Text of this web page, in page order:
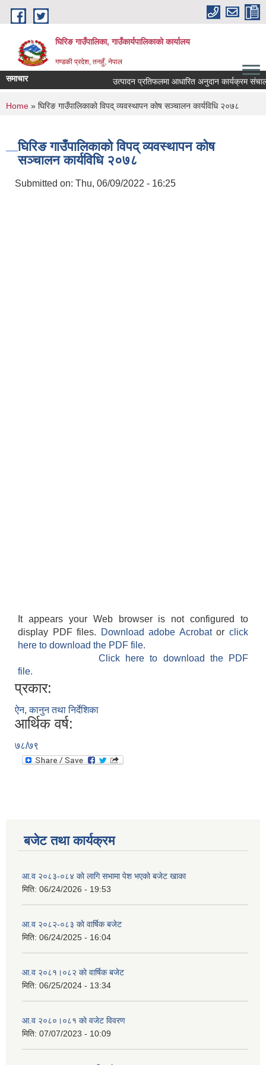
Skip to main content
घिरिङ गाउँपालिका, गाउँकार्यपालिकाको कार्यालय
गण्डकी प्रदेश, तनहुँ, नेपाल
समाचार उत्पादन प्रतिफलमा आधारित अनुदान कार्यक्रम
You are here
Home » घिरिङ गाउँपालिकाको विपद् व्यवस्थापन कोष सञ्चालन कार्यविधि २०७८
घिरिङ गाउँपालिकाको विपद् व्यवस्थापन कोष
सञ्चालन कार्यविधि २०७८
Submitted on: Thu, 06/09/2022 - 16:25
It appears your Web browser is not configured to
display PDF files.
Download adobe Acrobatorclick
here to download the PDF file.
Click here to download the PDF
file.
प्रकार:
ऐन, कानुन तथा निर्देशिका
आर्थिक वर्ष:
७८/७९
बजेट तथा कार्यक्रम
आ.व २०८३-०८४ काे लागि सभामा पेश भएकाे बजेट खाका
मिति: 06/24/2026 - 19:53
आ.व २०८२-०८३ काे वार्षिक बजेट
मिति: 06/24/2025 - 16:04
आ.व २०८१।०८२ काे वार्षिक बजेट
मिति: 06/25/2024 - 13:34
आ.व २०८०।०८१ काे वजेट विवरण
मिति: 07/07/2023 - 10:09